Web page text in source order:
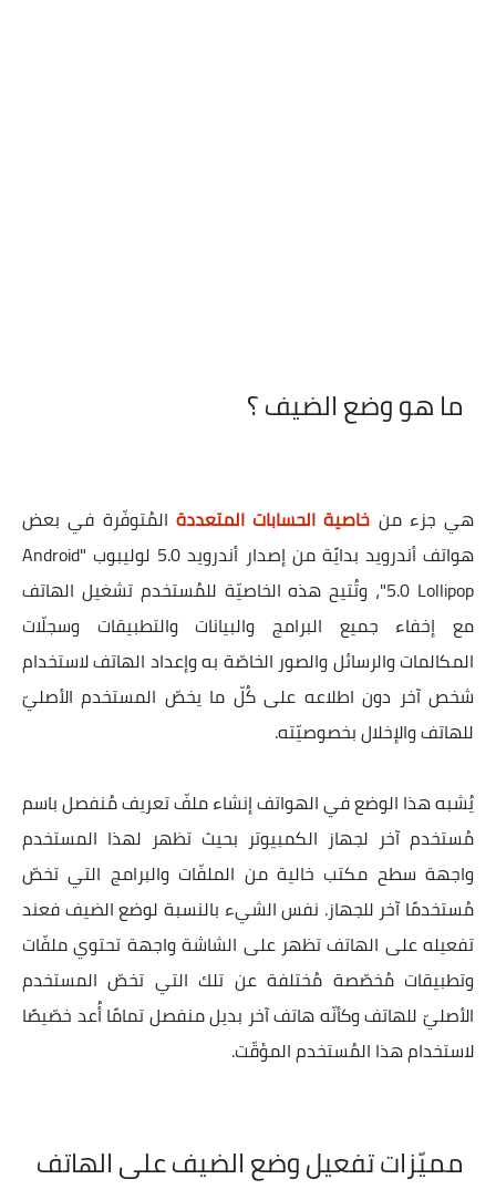
ما هو وضع الضيف ؟
هي جزء من خاصية الحسابات المتعددة المُتوفّرة في بعض
هواتف أندرويد بدايًة من إصدار أندرويد 5.0 لوليبوب "Android
5.0 Lollipop"، وتُتيح هذه الخاصيّة للمُستخدم تشغيل الهاتف
مع إخفاء جميع البرامج والبيانات والتطبيقات وسجلّات
المكالمات والرسائل والصور الخاصّة به وإعداد الهاتف لاستخدام
شخص آخر دون اطلاعه على كُلّ ما يخصّ المستخدم الأصليّ
للهاتف والإخلال بخصوصيّته.
يُشبه هذا الوضع في الهواتف إنشاء ملفّ تعريف مُنفصل باسم
مُستخدم آخر لجهاز الكمبيوتر بحيث تظهر لهذا المستخدم
واجهة سطح مكتب خالية من الملفّات والبرامج التي تخصّ
مُستخدمًا آخر للجهاز. نفس الشيء بالنسبة لوضع الضيف فعند
تفعيله على الهاتف تظهر على الشاشة واجهة تحتوي ملفّات
وتطبيقات مُخصّصة مُختلفة عن تلك التي تخصّ المستخدم
الأصليّ للهاتف وكأنّه هاتف آخر بديل منفصل تمامًا أُعد خصّيصًا
لاستخدام هذا المُستخدم المؤقّت.
مميّزات تفعيل وضع الضيف على الهاتف